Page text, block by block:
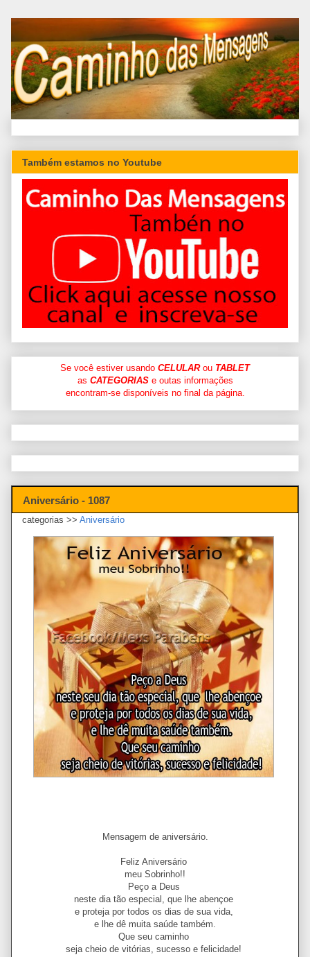
Também estamos no Youtube
Se você estiver usando CELULARou TABLET
as CATEGORIASe outas informações
encontram-se disponíveis no final da página.
Aniversário - 1087
categorias >> Aniversário
Mensagem de aniversário.
Feliz Aniversário
meu Sobrinho!!
Peço a Deus
neste dia tão especial, que lhe abençoe
e proteja por todos os dias de sua vida,
e lhe dê muita saúde também.
Que seu caminho
seja cheio de vitórias, sucesso e felicidade!